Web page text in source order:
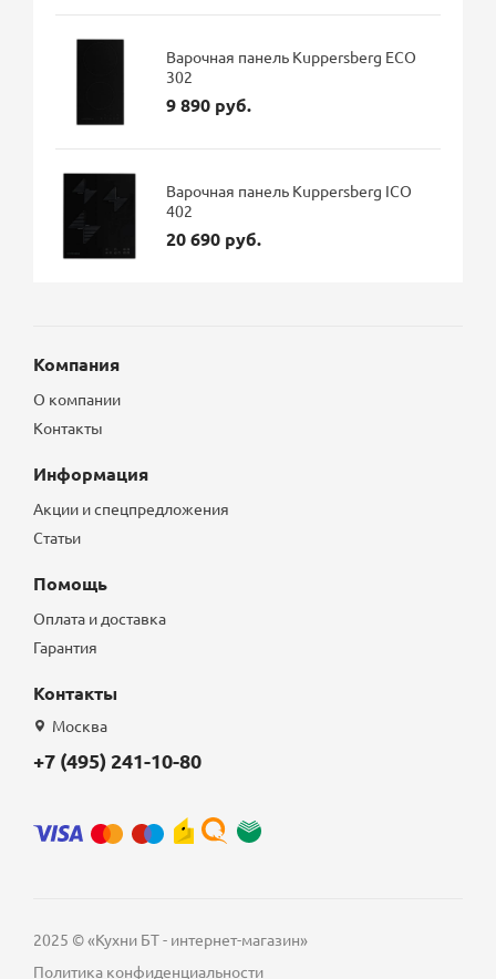
Варочная панель Kuppersberg ECO
302
9 890 руб.
Варочная панель Kuppersberg ICO
402
20 690 руб.
Компания
О компании
Контакты
Информация
Акции и спецпредложения
Статьи
Помощь
Оплата и доставка
Гарантия
Контакты
Москва
+7 (495) 241-10-80
2025 © «Кухни БТ - интернет-магазин»
Политика конфиденциальности